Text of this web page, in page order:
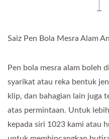
Saiz Pen Bola Mesra Alam
Pen bola mesra alam boleh
syarikat atau reka bentuk
klip, dan bahagian lain juga
atas permintaan. Untuk
kepada siri 1023 kami atau